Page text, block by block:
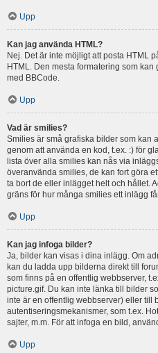
Upp
Kan jag använda HTML?
Nej. Det är inte möjligt att posta HTML
HTML. Den mesta formatering som
med BBCode.
Upp
Vad är smilies?
Smilies är små grafiska bilder som kan
genom att använda en kod, t.ex. :) för
lista över alla smilies kan nås via
överanvända smilies, de kan fort göra
ta bort de eller inlägget helt och hållet.
gräns för hur många smilies ett inlägg
Upp
Kan jag infoga bilder?
Ja, bilder kan visas i dina inlägg. Om
kan du ladda upp bilderna direkt till
som finns på en offentlig webbserver,
picture.gif. Du kan inte länka till bilder
inte är en offentlig webbserver) eller till
autentiseringsmekanismer, som t.ex.
sajter, m.m. För att infoga en bild,
Upp